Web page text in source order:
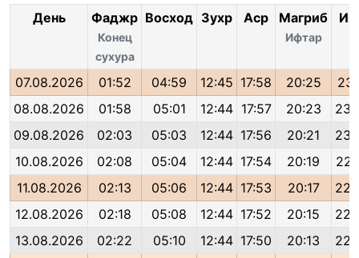
День Фаджр
Конец
сухура
Восход Зухр Аср Магриб
Ифтар
07.08.2026 01:52 04:59 12:45 17:58 20:25
08.08.2026
01:58 05:01 12:44 17:57 20:23
09.08.2026
02:03 05:03 12:44 17:56 20:21
10.08.2026
02:08 05:04 12:44 17:54 20:19
11.08.2026
02:13 05:06 12:44 17:53 20:17
12.08.2026
02:18 05:08 12:44 17:52 20:15
13.08.2026
02:22 05:10 12:44 17:50 20:13